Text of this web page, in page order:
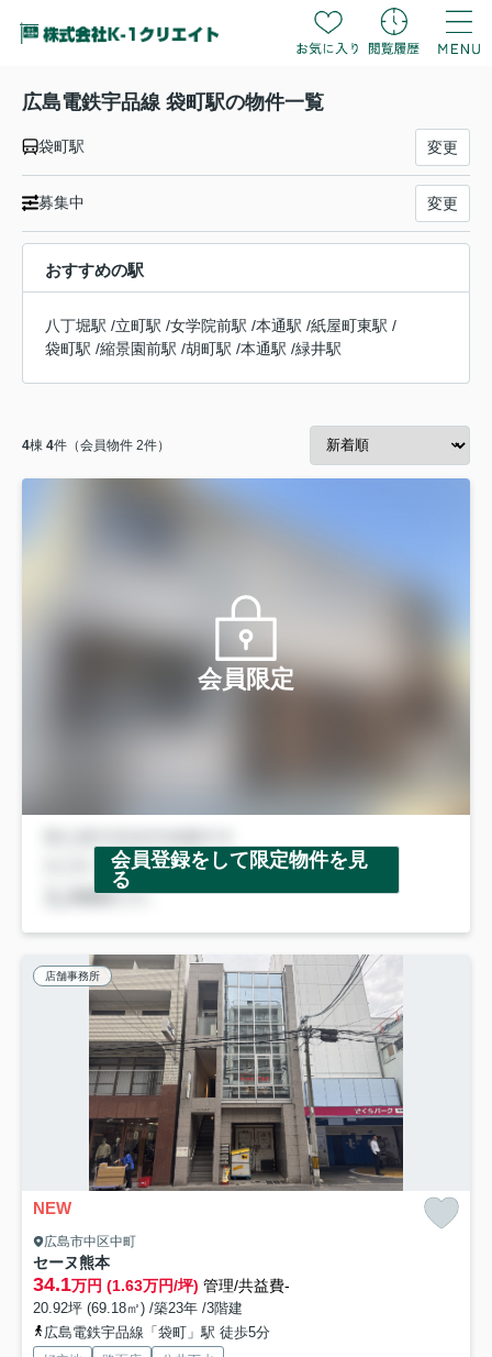
広島電鉄宇品線 袋町駅の物件一覧
袋町駅 変更
募集中 変更
おすすめの駅
八丁堀駅 /立町駅 /女学院前駅 /本通駅 /紙屋町東駅 /
袋町駅 /縮景園前駅 /胡町駅 /本通駅 /緑井駅
4棟 4件（会員物件 2件）
会員限定
会員登録をして限定物件を見
る
店舗事務所
NEW
広島市中区中町
セーヌ熊本
34.1万円 (1.63万円/坪) 管理/共益費-
20.92坪 (69.18㎡) /築23年 /3階建
広島電鉄宇品線「袋町」駅 徒歩5分